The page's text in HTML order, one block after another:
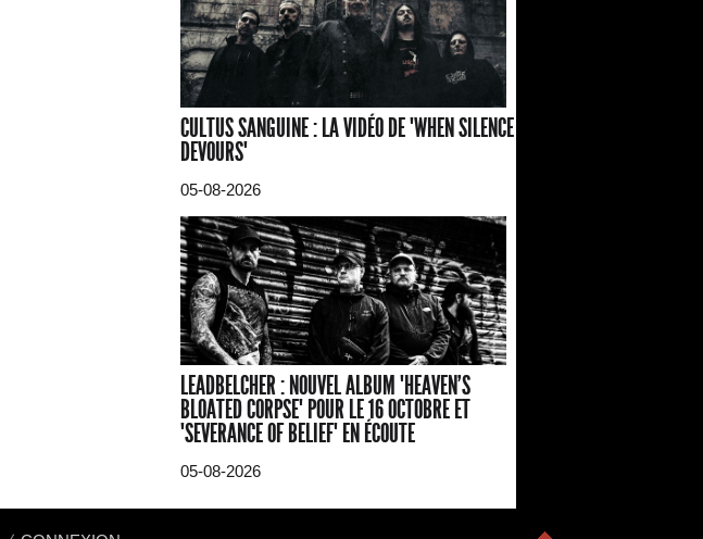
CULTUS SANGUINE : LA VIDÉO DE "WHEN SILENCE
DEVOURS"
05-08-2026
LEADBELCHER : NOUVEL ALBUM "HEAVEN'S
BLOATED CORPSE" POUR LE 16 OCTOBRE ET
"SEVERANCE OF BELIEF" EN ÉCOUTE
05-08-2026